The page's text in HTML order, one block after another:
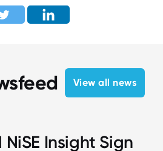
View all news
NiSE Insight Sign